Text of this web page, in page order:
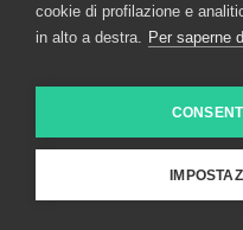
cookie di profilazione e
in alto a destra. Per saperne